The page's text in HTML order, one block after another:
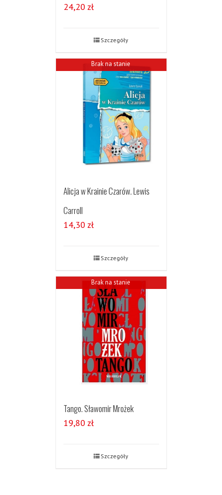
24,20 zł
Szczegóły
Brak na stanie
Alicja w Krainie Czarów. Lewis
Carroll
14,30 zł
Szczegóły
Brak na stanie
Tango. Sławomir Mrożek
19,80 zł
Szczegóły